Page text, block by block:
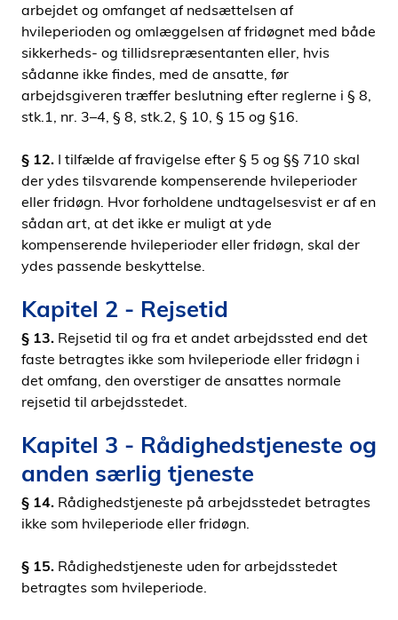
arbejdet og omfanget af nedsættelsen af
hvileperioden og omlæggelsen af fridøgnet med både
sikkerheds- og tillidsrepræsentanten eller, hvis
sådanne ikke findes, med de ansatte, før
arbejdsgiveren træffer beslutning efter reglerne i § 8,
stk.1, nr. 3–4, § 8, stk.2, § 10, § 15 og §16.
§ 12. I tilfælde af fravigelse efter § 5 og §§ 710 skal
der ydes tilsvarende kompenserende hvileperioder
eller fridøgn. Hvor forholdene undtagelsesvist er af en
sådan art, at det ikke er muligt at yde
kompenserende hvileperioder eller fridøgn, skal der
ydes passende beskyttelse.
Kapitel 2 - Rejsetid
§ 13. Rejsetid til og fra et andet arbejdssted end det
faste betragtes ikke som hvileperiode eller fridøgn i
det omfang, den overstiger de ansattes normale
rejsetid til arbejdsstedet.
Kapitel 3 - Rådighedstjeneste og
anden særlig tjeneste
§ 14. Rådighedstjeneste på arbejdsstedet betragtes
ikke som hvileperiode eller fridøgn.
§ 15. Rådighedstjeneste uden for arbejdsstedet
betragtes som hvileperiode.